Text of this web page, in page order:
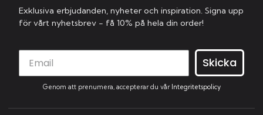
Exklusiva erbjudanden, nyheter och inspiration. Signa upp
för vårt nyhetsbrev - få 10% på hela din order!
Skicka
Genom att prenumera, accepterar du vår Integritetspolicy